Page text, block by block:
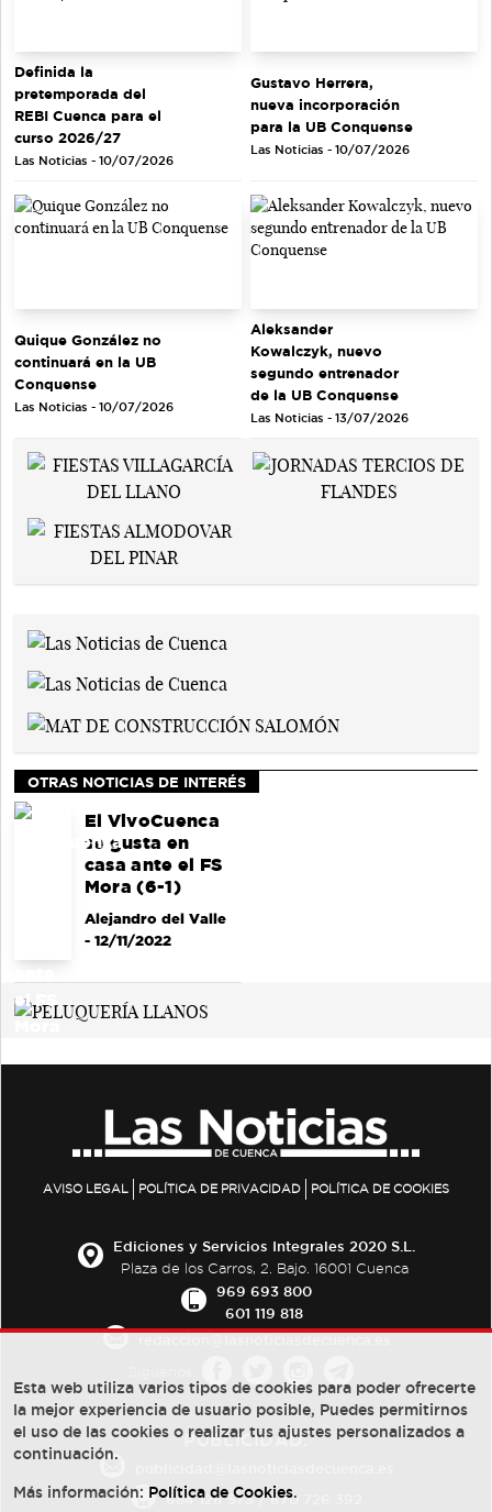
Definida la
pretemporada del
REBI Cuenca para el
curso 2026/27
Las Noticias - 10/07/2026
Gustavo Herrera,
nueva incorporación
para la UB Conquense
Las Noticias - 10/07/2026
Quique González no
continuará en la UB
Conquense
Las Noticias - 10/07/2026
Aleksander
Kowalczyk, nuevo
segundo entrenador
de la UB Conquense
Las Noticias - 13/07/2026
OTRAS NOTICIAS DE INTERÉS
El VivoCuenca
se gusta en
casa ante el FS
Mora (6-1)
Alejandro del Valle
- 12/11/2022
AVISO LEGAL POLÍTICA DE PRIVACIDAD POLÍTICA DE COOKIES
Ediciones y Servicios Integrales 2020 S.L.
Plaza de los Carros, 2. Bajo. 16001 Cuenca
969 693 800
601 119 818
PUBLICIDAD:
684 126 573/670 726 392
Esta web utiliza varios tipos de cookies para poder ofrecerte
la mejor experiencia de usuario posible, Puedes permitirnos
el uso de las cookies o realizar tus ajustes personalizados a
continuación.
Más información: Política de Cookies.